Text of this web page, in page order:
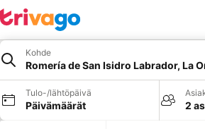
Kohde
Romería de San Isidro Labrador, La
Tulo-/lähtöpäivä
Päivämäärät 2